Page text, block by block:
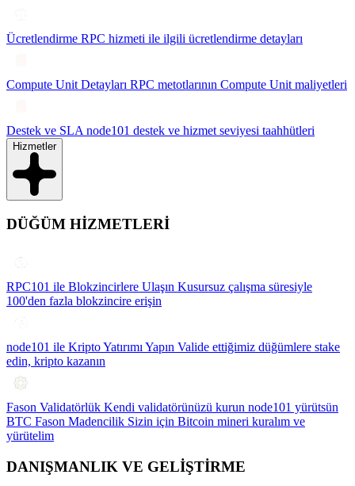
Ücretlendirme RPC hizmeti ile ilgili ücretlendirme detayları
Compute Unit Detayları RPC metotlarının Compute Unit maliyetleri
Destek ve SLA node101 destek ve hizmet seviyesi taahhütleri
Hizmetler
DÜĞÜM HİZMETLERİ
RPC101 ile Blokzincirlere Ulaşın Kusursuz çalışma süresiyle
100'den fazla blokzincire erişin
node101 ile Kripto Yatırımı Yapın Valide ettiğimiz düğümlere stake
edin, kripto kazanın
Fason Validatörlük Kendi validatörünüzü kurun node101 yürütsün
BTC Fason Madencilik Sizin için Bitcoin mineri kuralım ve
yürütelim
DANIŞMANLIK VE GELİŞTİRME